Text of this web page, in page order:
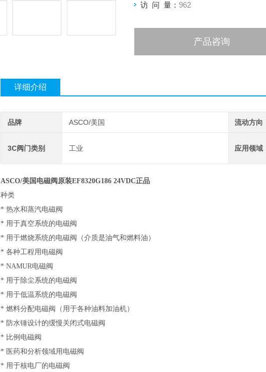
访 问 量： 962
产品咨询
详细介绍
品牌 ASCO/美国 流动方向
3C阀门类别 工业 应用领域
ASCO/美国电磁阀原装EF8320G186 24VDC正品
种类
* 热水和蒸汽电磁阀
* 用于真空系统的电磁阀
* 用于燃烧系统的电磁阀（介质是油气和燃料油）
* 各种工程用电磁阀
* NAMUR电磁阀
* 用于除尘系统的电磁阀
* 用于低温系统的电磁阀
* 燃料分配电磁阀（用于各种油料加油机）
* 防水锤设计的缓慢关闭式电磁阀
* 比例电磁阀
* 医药和分析领域用电磁阀
* 用于核电厂的电磁阀